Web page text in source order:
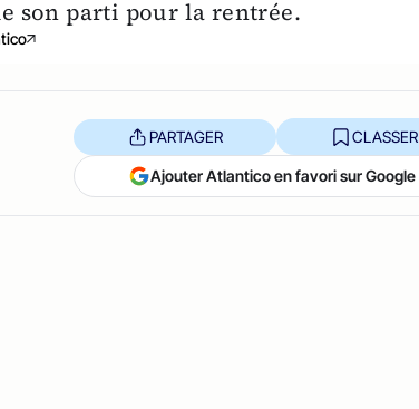
son parti pour la rentrée.
PARTAGER CLASSER
Ajouter Atlantico en favori sur Google